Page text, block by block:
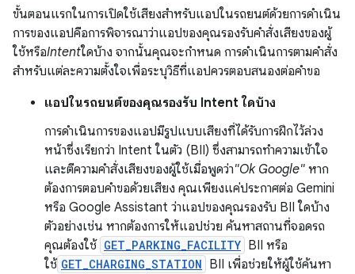
ขั้นตอนแรกในการเปิดใช้เสียงสำหรับแอปในรถยนต์ด้วยการดำเนิน
การของแอปคือการพิจารณาว่าแอปของคุณรองรับคำสั่งเสียงของผู้
ใช้หรือIntentใดบ้าง จากนั้นคุณจะกำหนด การดำเนินการตามคำสั่ง
สำหรับแต่ละความตั้งใจเพื่อระบุวิธีที่แอปควรตอบสนองต่อคำขอ
แอปในรถยนต์ของคุณรองรับ Intent ใดบ้าง
การดำเนินการของแอปมีรูปแบบเสียงที่ได้รับการฝึกไว้ล่วง
หน้าซึ่งเรียกว่า Intent ในตัว (BII) ซึ่งสามารถทำความเข้าใจ
และตีความคำสั่งเสียงของผู้ใช้เมื่อพูดว่า"Ok Google" หาก
ต้องการตอบคำขอด้วยเสียง คุณเพียงแค่ประกาศต่อ Gemini
หรือ Google Assistant ว่าแอปของคุณรองรับ BII ใดบ้าง
ตัวอย่างเช่น หากต้องการให้แอปช่วย ค้นหาสถานที่จอดรถ
คุณต้องใช้ GET_PARKING_FACILITY BII หรือ
ใช้ GET_CHARGING_STATION BII เพื่อช่วยให้ผู้ใช้ค้นหา